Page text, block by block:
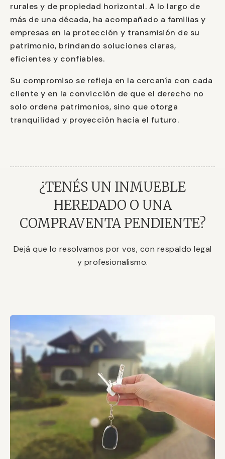
rurales y de propiedad horizontal. A lo largo de
más de una década, ha acompañado a familias y
empresas en la protección y transmisión de su
patrimonio, brindando soluciones claras,
eficientes y confiables.
Su compromiso se refleja en la cercanía con cada
cliente y en la convicción de que el derecho no
solo ordena patrimonios, sino que otorga
tranquilidad y proyección hacia el futuro.
¿TENÉS UN INMUEBLE
HEREDADO O UNA
COMPRAVENTA PENDIENTE?
Dejá que lo resolvamos por vos, con respaldo legal
y profesionalismo.